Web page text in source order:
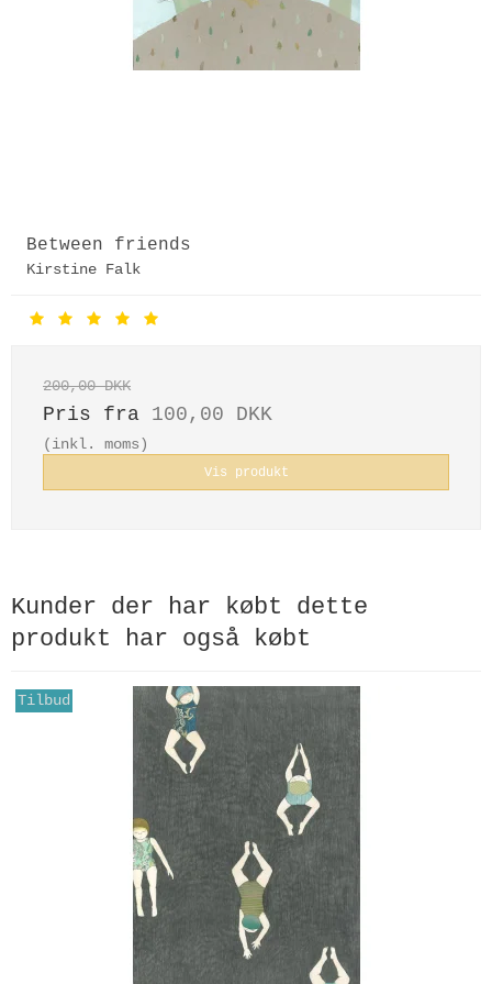
Between friends
Kirstine Falk
200,00 DKK
Pris fra 100,00 DKK
(inkl. moms)
Vis produkt
Kunder der har købt dette
produkt har også købt
Tilbud